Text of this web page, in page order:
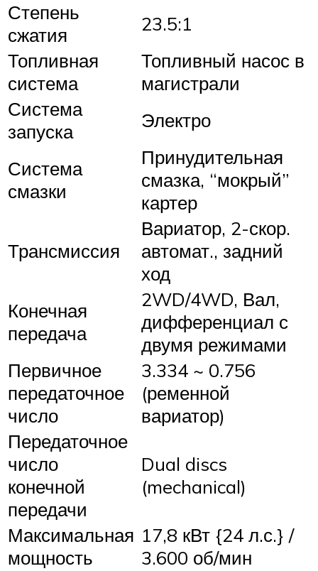
Степень
сжатия
23.5:1
Топливная
система
Топливный насос в
магистрали
Система
запуска
Электро
Система
смазки
Принудительная
смазка, “мокрый”
картер
Трансмиссия
Вариатор, 2-скор.
автомат., задний
ход
Конечная
передача
2WD/4WD, Вал,
дифференциал с
двумя режимами
Первичное
передаточное
число
3.334 ~ 0.756
(ременной
вариатор)
Передаточное
число
конечной
передачи
Dual discs
(mechanical)
Максимальная
мощность
17,8 кВт {24 л.с.} /
3.600 об/мин